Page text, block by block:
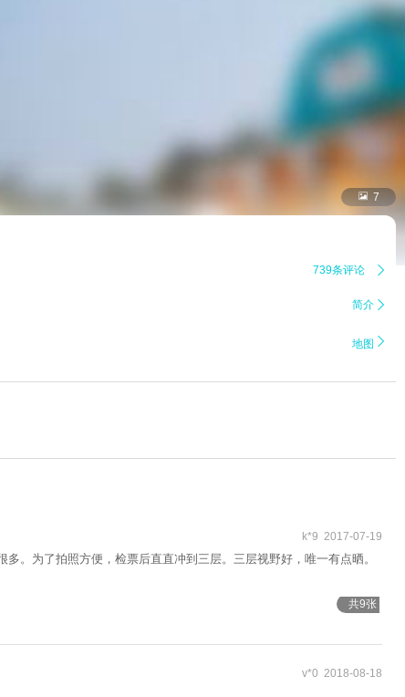
 7
739条评论 
简介 
地图 
k*9 2017-07-19
。为了拍照方便，检票后直直冲到三层。三层视野好，唯一有点晒。
共9张
v*0 2018-08-18